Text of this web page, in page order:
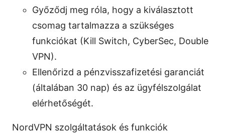
Győződj meg róla, hogy a kiválasztott
csomag tartalmazza a szükséges
funkciókat (Kill Switch, CyberSec, Double
VPN).
Ellenőrizd a pénzvisszafizetési garanciát
(általában 30 nap) és az ügyfélszolgálat
elérhetőségét.
NordVPN szolgáltatások és funkciók